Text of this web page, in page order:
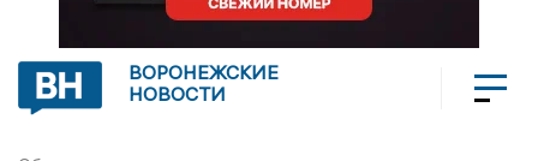
ВОРОНЕЖСКИЕ
НОВОСТИ